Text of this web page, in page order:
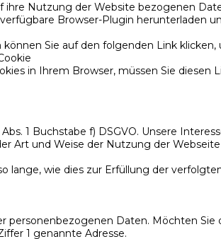
Nutzung der Website bezogenen
Browser-Plugin herunterladen
Sie auf den folgenden Link
in Ihrem Browser, müssen Sie diesen
1 Buchstabe f) DSGVO. Unsere
Art und Weise der Nutzung der
lange, wie dies zur Erfüllung der
personenbezogenen Daten. Möchten
1 genannte Adresse.